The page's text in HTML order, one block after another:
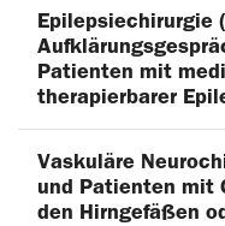
Epilepsiechirurgie
Patienten mit
therapierbarer
Vaskuläre
und Patienten mit
den Hirngefäßen